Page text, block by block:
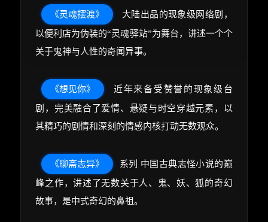
《灵魂摆渡》
大陆出品的现象级网络剧，
以便利店为伪装的“灵魂驿站”为舞台，讲述一个个
关于鬼神与人性的奇闻异事。
《想见你》
近年来备受赞誉的现象级台
剧，完美融合了爱情、悬疑与时空穿越元素，以
其精巧的剧情和深刻的情感内核打动无数观众。
《聊斋志异》
系列 中国古典志怪小说的巅
峰之作，讲述了无数关于人、鬼、妖、狐的奇幻
故事，是中式奇幻的鼻祖。